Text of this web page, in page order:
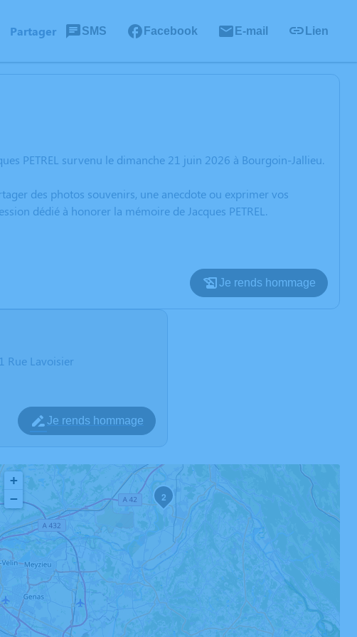
Partager SMS Facebook E-mail Lien
PETREL survenu le dimanche 21 juin 2026 à Bourgoin-Jallieu.
des photos souvenirs, une anecdote ou exprimer vos
dédié à honorer la mémoire de Jacques PETREL.
Je rends hommage
Rue Lavoisier
Je rends hommage
2
+
−